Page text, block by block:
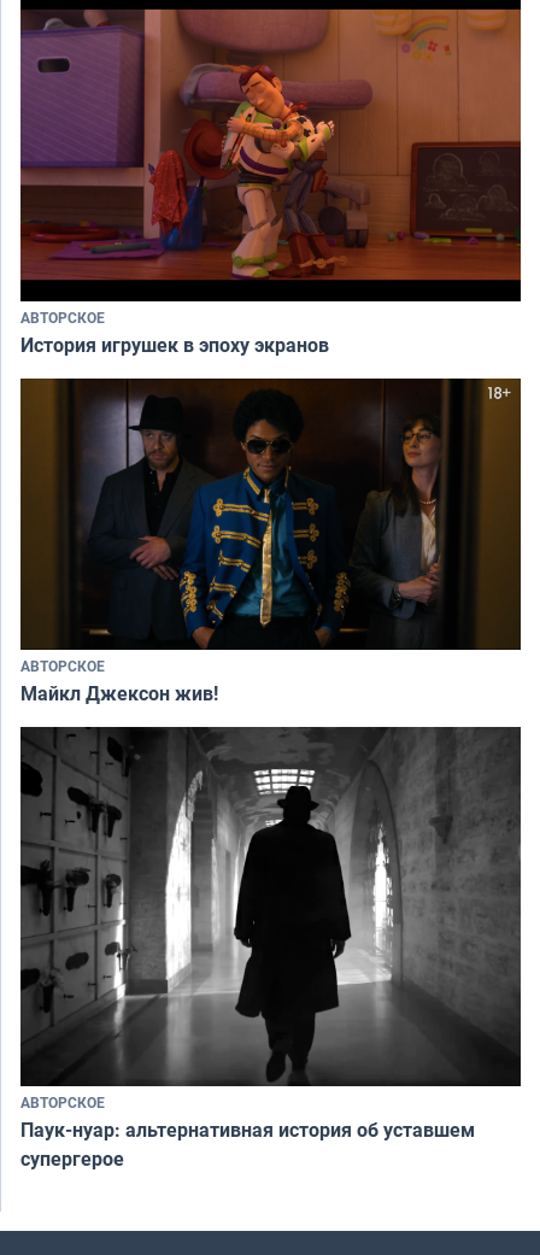
АВТОРСКОЕ
История игрушек в эпоху экранов
АВТОРСКОЕ
Майкл Джексон жив!
АВТОРСКОЕ
Паук-нуар: альтернативная история об уставшем
супергерое